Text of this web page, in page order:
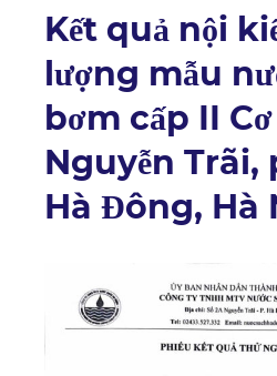
Kết quả nội
lượng mẫu
bơm cấp II Cơ
Nguyễn Trãi,
Hà Đông, Hà